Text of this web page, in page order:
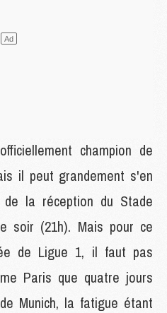
champion de
il peut grandement s'en
de la réception du Stade
soir (21h). Mais pour ce
de Ligue 1, il faut pas
Paris que quatre jours
Munich, la fatigue étant